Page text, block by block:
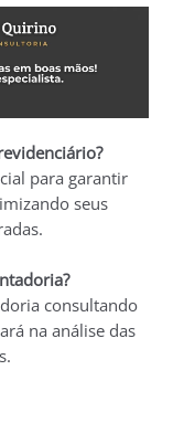
para garantir
seus
consultando
na análise das